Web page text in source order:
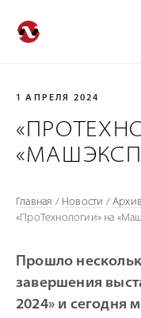
1 АПРЕЛЯ 2024
Главная / Новости /
«ПроТехнологии» на
Прошло
завершения
2024» и сегодня